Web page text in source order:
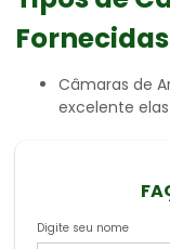
Câmaras de Ar de Borracha Natural: Oferecem
excelente
Digite seu nome